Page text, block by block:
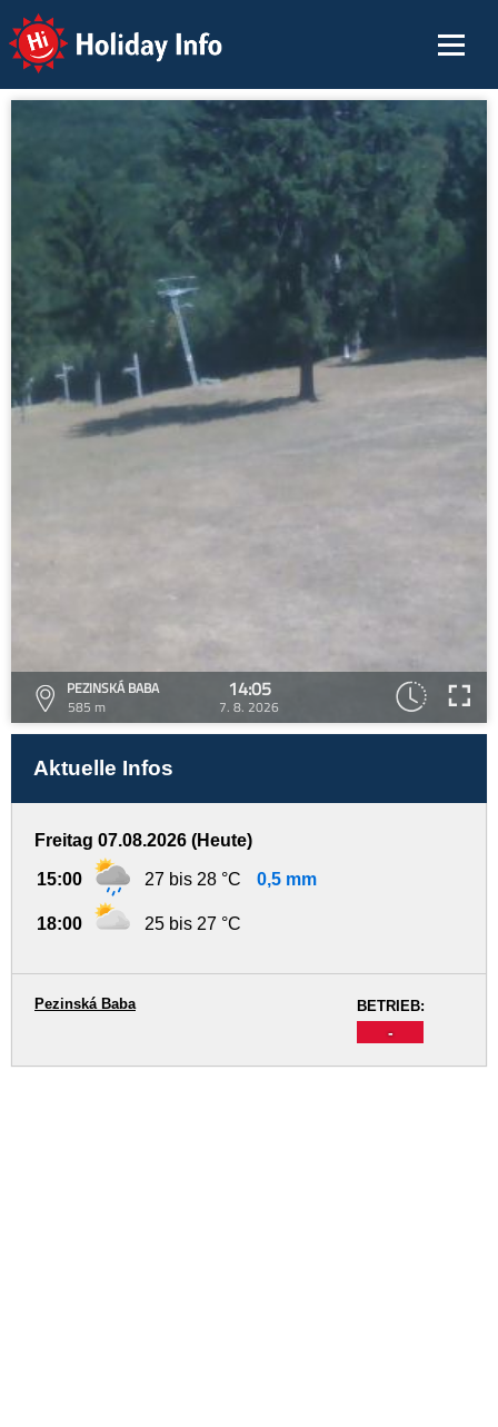
Holiday Info
PEZINSKÁ BABA
585 m
14:05
7. 8. 2026
Aktuelle Infos
Freitag 07.08.2026 (Heute)
15:00 27 bis 28 °C 0,5 mm
18:00 25 bis 27 °C
BETRIEB:
-
Pezinská Baba